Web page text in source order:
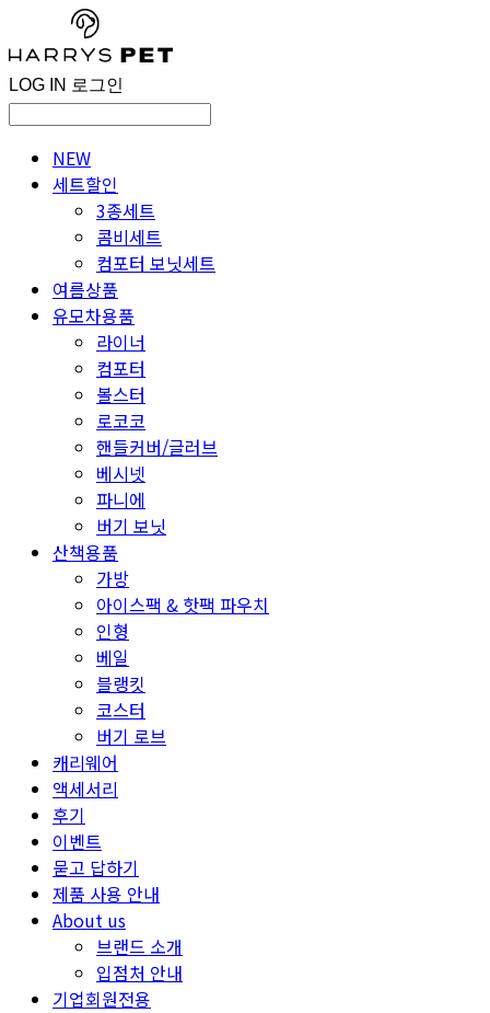
LOG IN 로그인
NEW
세트할인
3종세트
콤비세트
컴포터 보닛세트
여름상품
유모차용품
라이너
컴포터
볼스터
로코코
핸들커버/글러브
베시넷
파니에
버기 보닛
산책용품
가방
아이스팩 & 핫팩 파우치
인형
베일
블랭킷
코스터
버기 로브
캐리웨어
액세서리
후기
이벤트
묻고 답하기
제품 사용 안내
About us
브랜드 소개
입점처 안내
기업회원전용